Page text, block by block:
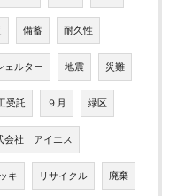
備蓄 耐久性
ェルター 地震 災難
受託 ９月 緑区
会社 アイエス
キ リサイクル 廃棄